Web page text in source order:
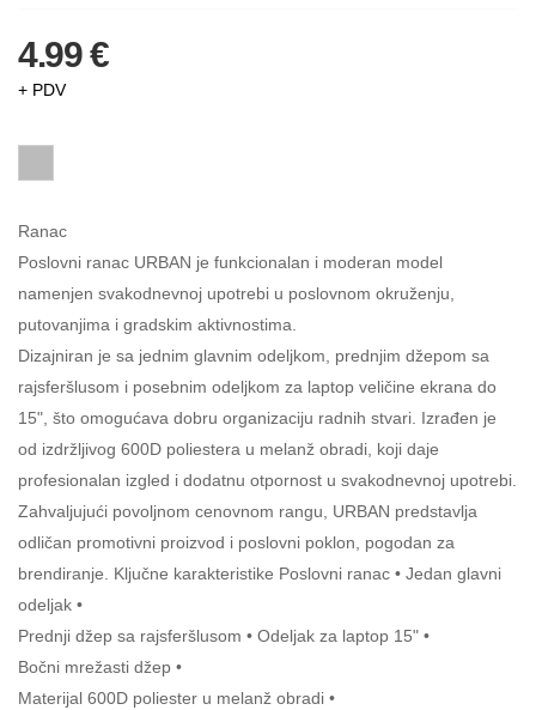
4.99 €
+ PDV
Ranac
Poslovni ranac URBAN je funkcionalan i moderan model
namenjen svakodnevnoj upotrebi u poslovnom okruženju,
putovanjima i gradskim aktivnostima.
Dizajniran je sa jednim glavnim odeljkom, prednjim džepom sa
rajsferšlusom i posebnim odeljkom za laptop veličine ekrana do
15", što omogućava dobru organizaciju radnih stvari. Izrađen je
od izdržljivog 600D poliestera u melanž obradi, koji daje
profesionalan izgled i dodatnu otpornost u svakodnevnoj upotrebi.
Zahvaljujući povoljnom cenovnom rangu, URBAN predstavlja
odličan promotivni proizvod i poslovni poklon, pogodan za
brendiranje. Ključne karakteristike Poslovni ranac • Jedan glavni
odeljak •
Prednji džep sa rajsferšlusom • Odeljak za laptop 15" •
Bočni mrežasti džep •
Materijal 600D poliester u melanž obradi •